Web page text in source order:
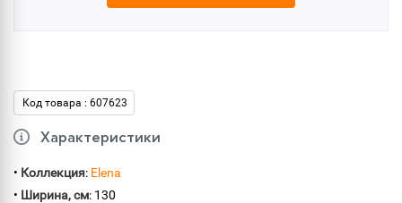
Код товара : 607623
Характеристики
• Коллекция: Elena
• Ширина, см: 130